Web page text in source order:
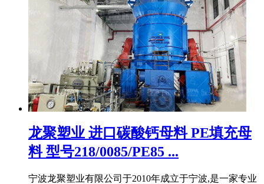
龙聚塑业 进口碳酸钙母料 PE填充母
料 型号218/0085/PE85 ...
宁波龙聚塑业有限公司于2010年成立于宁波,是一家专业